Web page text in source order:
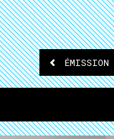
ÉMISSION